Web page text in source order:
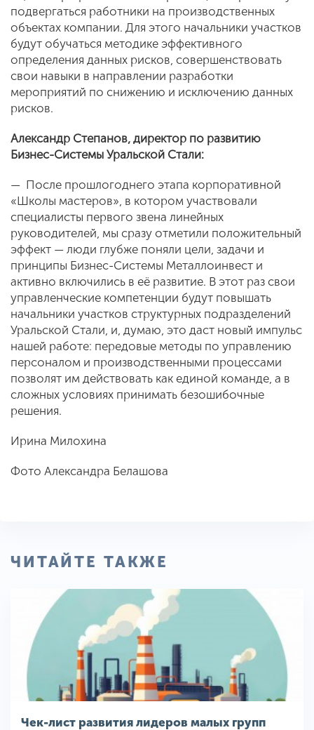
подвергаться работники на производственных
объектах компании. Для этого начальники участков
будут обучаться методике эффективного
определения данных рисков, совершенствовать
свои навыки в направлении разработки
мероприятий по снижению и исключению данных
рисков.
Александр Степанов, директор по развитию
Бизнес-Системы Уральской Стали:
— После прошлогоднего этапа корпоративной
«Школы мастеров», в котором участвовали
специалисты первого звена линейных
руководителей, мы сразу отметили положительный
эффект — люди глубже поняли цели, задачи и
принципы Бизнес-Системы Металлоинвест и
активно включились в её развитие. В этот раз свои
управленческие компетенции будут повышать
начальники участков структурных подразделений
Уральской Стали, и, думаю, это даст новый импульс
нашей работе: передовые методы по управлению
персоналом и производственными процессами
позволят им действовать как единой команде, а в
сложных условиях принимать безошибочные
решения.
Ирина Милохина
Фото Александра Белашова
ЧИТАЙТЕ ТАКЖЕ
Чек-лист развития лидеров малых групп